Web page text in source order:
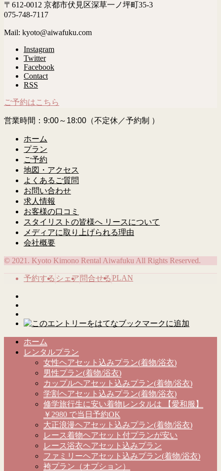
〒612-0012 京都市伏見区深草一ノ坪町35-3
075-748-7117
Mail: kyoto@aiwafuku.com
Instagram
Twitter
Facebook
Contact
RSS
ご予約はこちら
営業時間：9:00～18:00（不定休／予約制 ）
ホーム
プラン
ご予約
地図・アクセス
よくあるご質問
お問い合わせ
求人情報
お客様の口コミ
スタイリストの皆様へ リースについて
メディアに取り上げられる理由
会社概要
© 2021. Kyoto Kimono Rental Aiwafuku All Rights Reserved.
予約する シェア 問合せるPLAN
ホーム
レンタルプラン
女性ヘアセット込みプラン(着物/浴衣)
男性プラン(着物/浴衣)
カップルヘアセット込みプラン(着物/浴衣)
学割ヘアセット込みプラン(着物/浴衣)
修学旅行生に安い着物レンタルは 【愛和服】
￥2980 で当日予約OK
大正浪漫ヘアセット込みプラン(着物/浴衣)
レース着物ヘアセット付プランが安い
レース浴衣ヘアセット込みプラン
ファミリーヘアセット込みプラン(着物/浴衣)
袴プラン（オプション）